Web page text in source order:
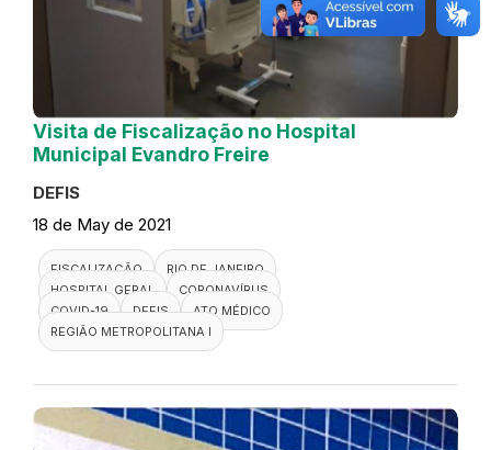
Visita de Fiscalização no Hospital
Municipal Evandro Freire
DEFIS
18 de May de 2021
FISCALIZAÇÃO
RIO DE JANEIRO
HOSPITAL GERAL
CORONAVÍRUS
COVID-19
DEFIS
ATO MÉDICO
REGIÃO METROPOLITANA I